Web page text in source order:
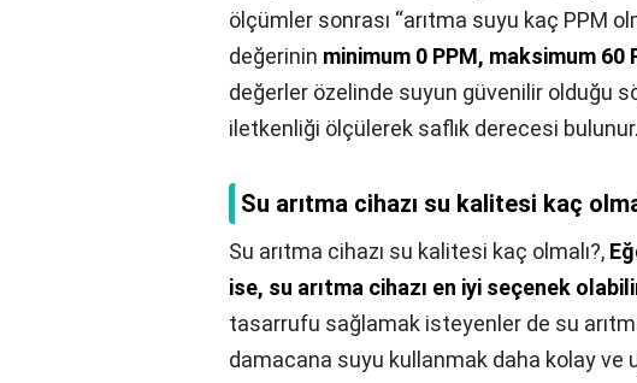
ölçümler sonrası “arıtma suyu kaç PPM
değerinin minimum 0 PPM, maksimum 60
değerler özelinde suyun güvenilir olduğu
iletkenliği ölçülerek saflık derecesi bulunur.
Su arıtma cihazı su kalitesi kaç
Su arıtma cihazı su kalitesi kaç olmalı?,
ise, su arıtma cihazı en iyi seçenek
tasarrufu sağlamak isteyenler de su
damacana suyu kullanmak daha kolay ve